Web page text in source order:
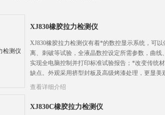
XJ830橡胶拉力检测仪
XJ830橡胶拉力检测仪有着*的数控显示系统，可
离、刺破等试验，全液晶数控设定所需参数，曲
实现全电脑控制并打印标准试验报告；*改变传统
缺点。外观采用挤型封板及高级烤漆处理，更显美
查看详细介绍
XJ830C橡胶拉力检测仪